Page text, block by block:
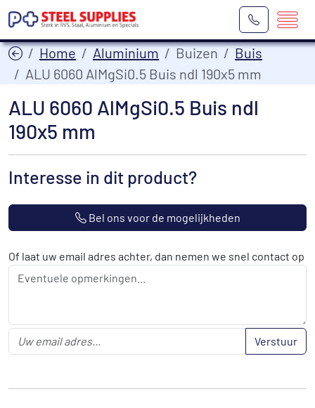
Home Aluminium Buizen
Buis
ALU 6060 AlMgSi0.5 Buis ndl 190x5 mm
ALU 6060 AlMgSi0.5 Buis ndl
190x5 mm
Interesse in dit product?
Bel ons voor de mogelijkheden
Of laat uw email adres achter, dan nemen we snel contact op
Verstuur